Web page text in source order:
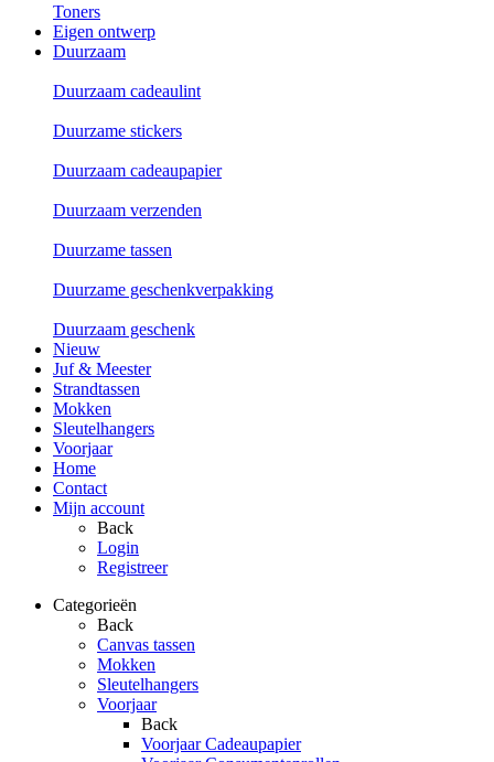
Toners
Eigen ontwerp
Duurzaam
Duurzaam cadeaulint
Duurzame stickers
Duurzaam cadeaupapier
Duurzaam verzenden
Duurzame tassen
Duurzame geschenkverpakking
Duurzaam geschenk
Nieuw
Juf & Meester
Strandtassen
Mokken
Sleutelhangers
Voorjaar
Home
Contact
Mijn account
Back
Login
Registreer
Categorieën
Back
Canvas tassen
Mokken
Sleutelhangers
Voorjaar
Back
Voorjaar Cadeaupapier